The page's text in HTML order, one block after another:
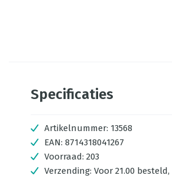
Specificaties
Artikelnummer: 13568
EAN: 8714318041267
Voorraad: 203
Verzending: Voor 21.00